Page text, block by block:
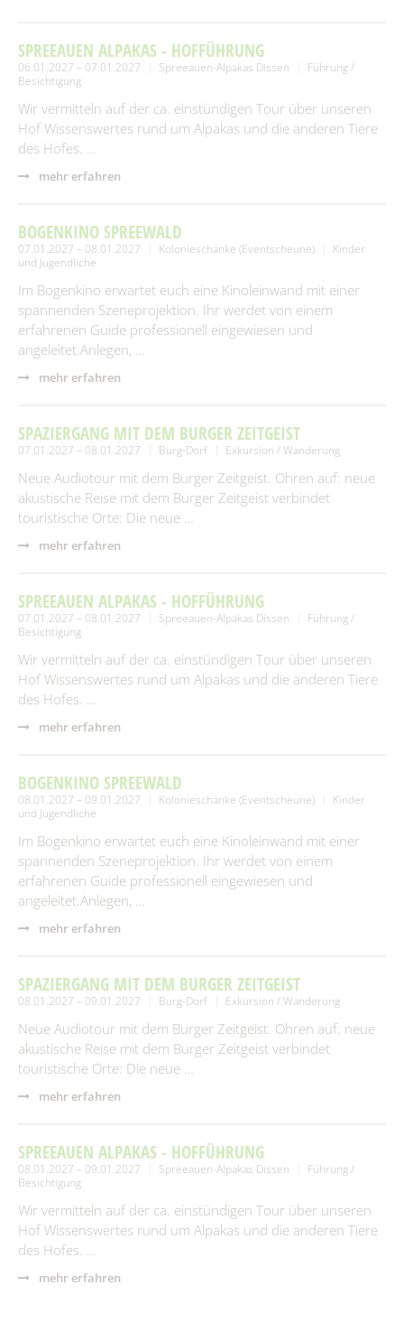
SPREEAUEN ALPAKAS - HOFFÜHRUNG
06.01.2027 – 07.01.2027 Spreeauen-Alpakas Dissen
Führung /
Besichtigung
Wir vermitteln auf der ca. einstündigen Tour über unseren
Hof Wissenswertes rund um Alpakas und die anderen Tiere
des Hofes. …
mehr erfahren
BOGENKINO SPREEWALD
07.01.2027 – 08.01.2027 Kolonieschänke (Eventscheune)
Kinder
und Jugendliche
Im Bogenkino erwartet euch eine Kinoleinwand mit einer
spannenden Szeneprojektion. Ihr werdet von einem
erfahrenen Guide professionell eingewiesen und
angeleitet.Anlegen, …
mehr erfahren
SPAZIERGANG MIT DEM BURGER ZEITGEIST
07.01.2027 – 08.01.2027 Burg-Dorf Exkursion / Wanderung
Neue Audiotour mit dem Burger Zeitgeist. Ohren auf: neue
akustische Reise mit dem Burger Zeitgeist verbindet
touristische Orte: Die neue …
mehr erfahren
SPREEAUEN ALPAKAS - HOFFÜHRUNG
07.01.2027 – 08.01.2027 Spreeauen-Alpakas Dissen
Führung /
Besichtigung
Wir vermitteln auf der ca. einstündigen Tour über unseren
Hof Wissenswertes rund um Alpakas und die anderen Tiere
des Hofes. …
mehr erfahren
BOGENKINO SPREEWALD
08.01.2027 – 09.01.2027 Kolonieschänke (Eventscheune)
Kinder
und Jugendliche
Im Bogenkino erwartet euch eine Kinoleinwand mit einer
spannenden Szeneprojektion. Ihr werdet von einem
erfahrenen Guide professionell eingewiesen und
angeleitet.Anlegen, …
mehr erfahren
SPAZIERGANG MIT DEM BURGER ZEITGEIST
08.01.2027 – 09.01.2027 Burg-Dorf Exkursion / Wanderung
Neue Audiotour mit dem Burger Zeitgeist. Ohren auf: neue
akustische Reise mit dem Burger Zeitgeist verbindet
touristische Orte: Die neue …
mehr erfahren
SPREEAUEN ALPAKAS - HOFFÜHRUNG
08.01.2027 – 09.01.2027 Spreeauen-Alpakas Dissen
Führung /
Besichtigung
Wir vermitteln auf der ca. einstündigen Tour über unseren
Hof Wissenswertes rund um Alpakas und die anderen Tiere
des Hofes. …
mehr erfahren